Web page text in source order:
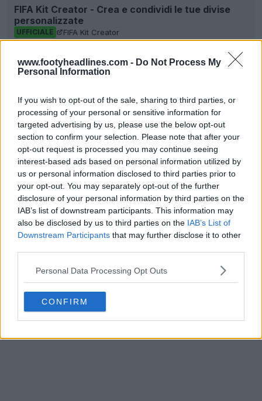
www.footyheadlines.com - Do Not Process My
Personal Information
If you wish to opt-out of the sale, sharing to third parties, or
processing of your personal or sensitive information for
targeted advertising by us, please use the below opt-out
section to confirm your selection. Please note that after your
opt-out request is processed you may continue seeing
interest-based ads based on personal information utilized by
us or personal information disclosed to third parties prior to
your opt-out. You may separately opt-out of the further
disclosure of your personal information by third parties on the
IAB’s list of downstream participants. This information may
also be disclosed by us to third parties on the IAB’s List of
Downstream Participants that may further disclose it to other
Personal Data Processing Opt Outs
CONFIRM
FIFA Kit Creator - Crea e condividi le tue divise
personalizzate
UFFICIALE FIFA Kit Creator
Svelate le maglie degli Houston Rockets 26-27 +
Nuovo logo
UFFICALE Basketball Jersey Archive 1g